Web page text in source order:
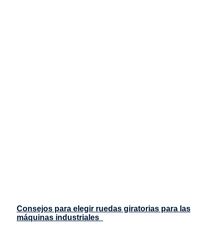
Consejos para elegir ruedas giratorias para las
máquinas industriales